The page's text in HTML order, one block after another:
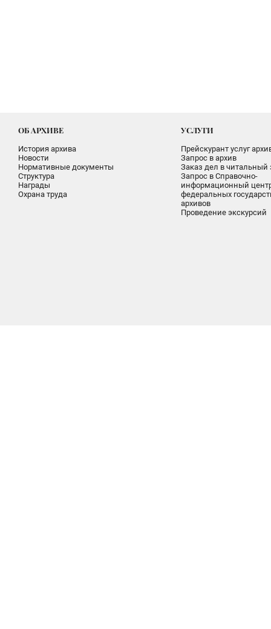
ОБ АРХИВЕ
История архива
Новости
Нормативные документы
Структура
Награды
Охрана труда
УСЛУГИ
Прейскурант услуг
Запрос в архив
Заказ дел в читальный
Запрос в Справочно-
информационный
федеральных
архивов
Проведение экскурсий